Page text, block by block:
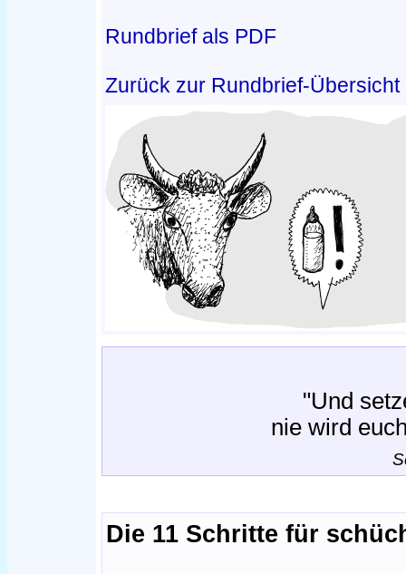
Rundbrief als PDF
Zurück zur Rundbrief-Übersicht
"Und
nie wird
Die 11 Schritte für